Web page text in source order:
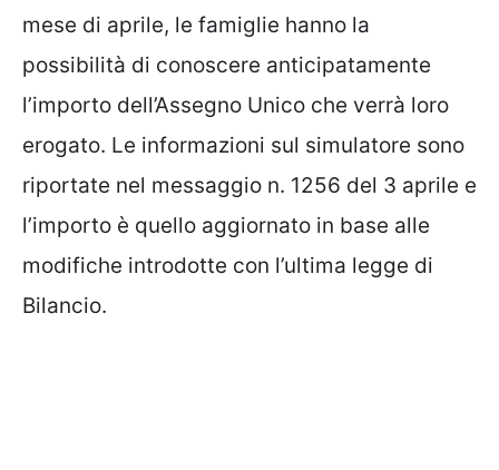
mese di aprile, le famiglie hanno la
possibilità di conoscere anticipatamente
l’importo dell’Assegno Unico che verrà loro
erogato. Le informazioni sul simulatore sono
riportate nel messaggio n. 1256 del 3 aprile e
l’importo è quello aggiornato in base alle
modifiche introdotte con l’ultima legge di
Bilancio.